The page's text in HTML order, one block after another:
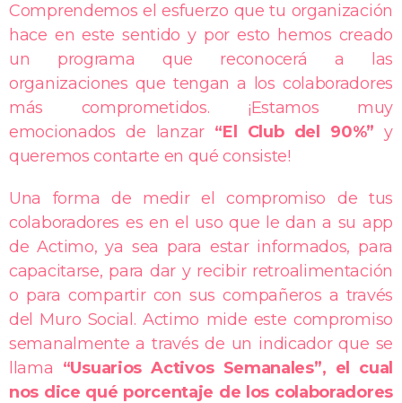
Comprendemos el esfuerzo que tu organización
hace en este sentido y por esto hemos creado
un programa que reconocerá a las
organizaciones que tengan a los colaboradores
más comprometidos. ¡Estamos muy
emocionados de lanzar “El Club del 90%” y
queremos contarte en qué consiste!
Una forma de medir el compromiso de tus
colaboradores es en el uso que le dan a su app
de Actimo, ya sea para estar informados, para
capacitarse, para dar y recibir retroalimentación
o para compartir con sus compañeros a través
del Muro Social. Actimo mide este compromiso
semanalmente a través de un indicador que se
llama “Usuarios Activos Semanales”, el cual
nos dice qué porcentaje de los colaboradores